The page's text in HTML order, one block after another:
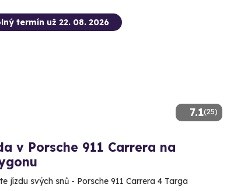
7.1(25)
termín už 22. 08. 2026
v Porsche 911 Carrera na
jízdu svých snů - Porsche 911 Carrera 4 Targa